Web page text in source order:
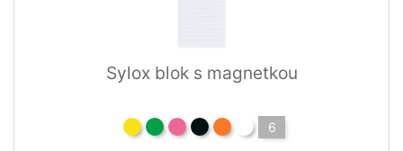
Sylox blok s magnetkou
6